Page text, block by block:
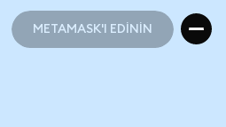
METAMASK'I EDİNİN